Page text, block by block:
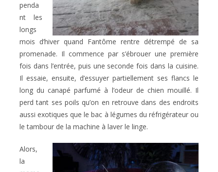
penda
nt les
longs
mois d’hiver quand Fantôme rentre détrempé de sa
promenade. Il commence par s’ébrouer une première
fois dans l’entrée, puis une seconde fois dans la cuisine.
Il essaie, ensuite, d’essuyer partiellement ses flancs le
long du canapé parfumé à l’odeur de chien mouillé. Il
perd tant ses poils qu’on en retrouve dans des endroits
aussi exotiques que le bac à légumes du réfrigérateur ou
le tambour de la machine à laver le linge.
Alors,
la